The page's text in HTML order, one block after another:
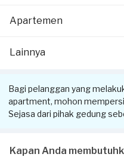
Apartemen
Lainnya
Bagi pelanggan yang
apartment, mohon
Sejasa dari pihak gedung
Kapan Anda